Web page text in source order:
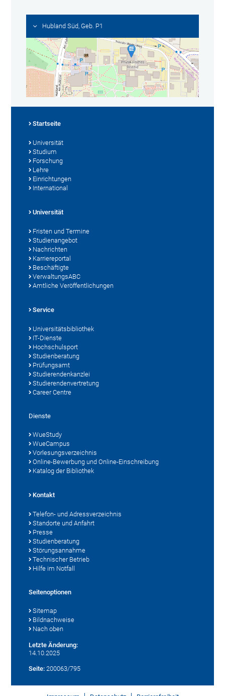
Hubland Süd, Geb. P1
Startseite
Universität
Studium
Forschung
Lehre
Einrichtungen
International
Universität
Fristen und Termine
Studienangebot
Nachrichten
Karriereportal
Beschäftigte
VerwaltungsABC
Amtliche Veröffentlichungen
Service
Universitätsbibliothek
IT-Dienste
Hochschulsport
Studienberatung
Prüfungsamt
Studierendenkanzlei
Studierendenvertretung
Career Centre
Dienste
WueStudy
WueCampus
Vorlesungsverzeichnis
Online-Bewerbung und Online-Einschreibung
Katalog der Bibliothek
Kontakt
Telefon- und Adressverzeichnis
Standorte und Anfahrt
Presse
Studienberatung
Störungsannahme
Technischer Betrieb
Hilfe im Notfall
Seitenoptionen
Sitemap
Bildnachweise
Nach oben
Letzte Änderung:
14.10.2025
Seite: 200063/795